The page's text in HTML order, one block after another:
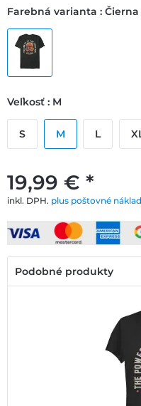
19,99 € *
inkl. DPH. plus poštovné
Farebná varianta : Čierna
Veľkosť : M
S M L
Podobné produkty